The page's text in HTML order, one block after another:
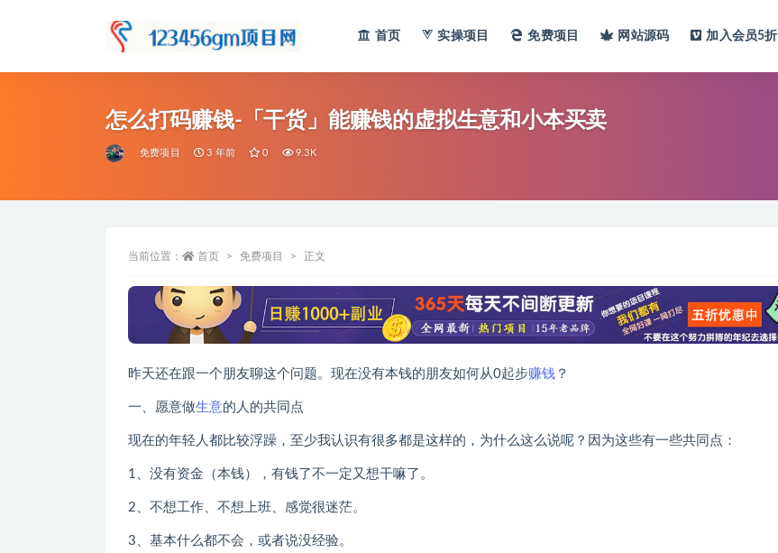
首页 实操项目 免费项目 网站源码 加入会员5折
怎么打码赚钱-「干货」能赚钱的虚拟生意和小本买卖
免费项目 3 年前 0 9.3K
当前位置： 首页 免费项目 正文
昨天还在跟一个朋友聊这个问题。现在没有本钱的朋友如何从0起步赚钱 ？
一、愿意做生意的人的共同点
现在的年轻人都比较浮躁，至少我认识有很多都是这样的，为什么这么说呢？因为这些有一些共同点：
1、没有资金（本钱），有钱了不一定又想干嘛了。
2、不想工作、不想上班、感觉很迷茫。
3、基本什么都不会，或者说没经验。